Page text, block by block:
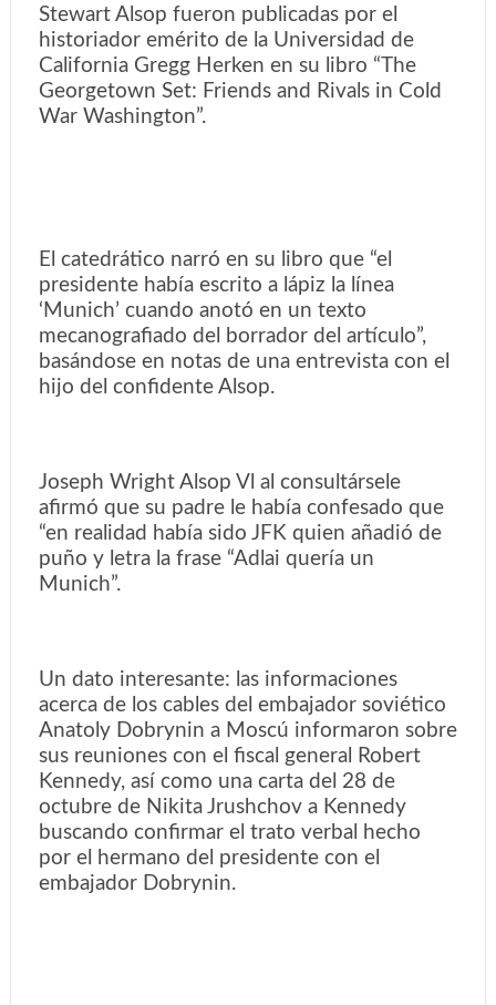
Stewart Alsop fueron publicadas por el
historiador emérito de la Universidad de
California Gregg Herken en su libro “The
Georgetown Set: Friends and Rivals in Cold
War Washington”.
El catedrático narró en su libro que “el
presidente había escrito a lápiz la línea
‘Munich’ cuando anotó en un texto
mecanografiado del borrador del artículo”,
basándose en notas de una entrevista con el
hijo del confidente Alsop.
Joseph Wright Alsop Vl al consultársele
afirmó que su padre le había confesado que
“en realidad había sido JFK quien añadió de
puño y letra la frase “Adlai quería un
Munich”.
Un dato interesante: las informaciones
acerca de los cables del embajador soviético
Anatoly Dobrynin a Moscú informaron sobre
sus reuniones con el fiscal general Robert
Kennedy, así como una carta del 28 de
octubre de Nikita Jrushchov a Kennedy
buscando confirmar el trato verbal hecho
por el hermano del presidente con el
embajador Dobrynin.